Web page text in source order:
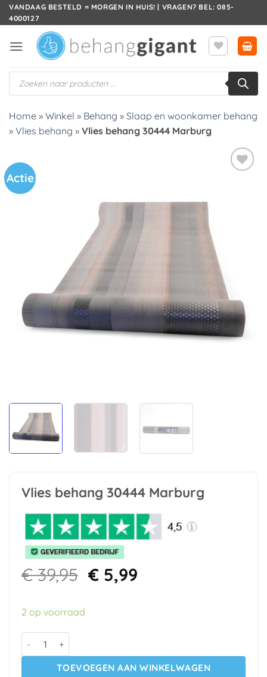
Ga
naar
VANDAAG BESTELD = MORGEN IN HUIS! | VRAGEN? BEL: 085-
4000127
Producten
zoeken
Home » Winkel » Behang » Slaap en woonkamer behang
» Vlies behang » Vlies behang 30444 Marburg
Actie
Vlies behang 30444 Marburg
€39,95 Oorspronkelijke
prijs
€5,99Huidige
2 op voorraad
Vlies behang 30444 Marburg aantal
TOEVOEGEN AAN WINKELWAGEN